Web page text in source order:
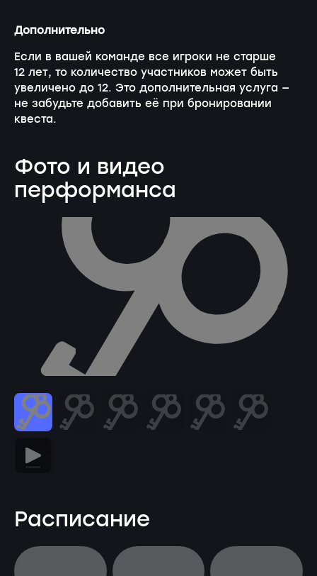
Дополнительно
Если в вашей команде все игроки не старше
12 лет, то количество участников может быть
увеличено до 12. Это дополнительная услуга —
не забудьте добавить её при бронировании
квеста.
Фото и видео
перформанса
Расписание